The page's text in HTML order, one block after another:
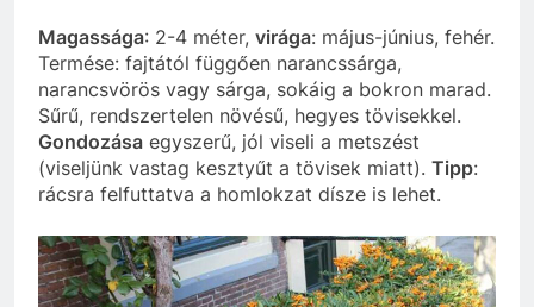
Magassága: 2-4 méter, virága: május-június, fehér.
Termése: fajtától függően narancssárga,
narancsvörös vagy sárga, sokáig a bokron marad.
Sűrű, rendszertelen növésű, hegyes tövisekkel.
Gondozása egyszerű, jól viseli a metszést
(viseljünk vastag kesztyűt a tövisek miatt). Tipp:
rácsra felfuttatva a homlokzat dísze is lehet.